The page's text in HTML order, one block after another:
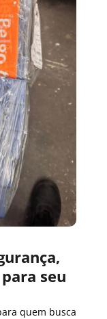
seu
quem busca